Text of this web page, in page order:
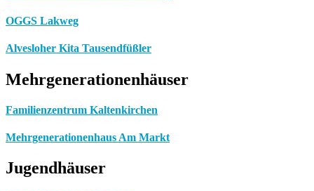
OGGS Lakweg
Alvesloher Kita Tausendfüßler
Mehrgenerationenhäuser
Familienzentrum Kaltenkirchen
Mehrgenerationenhaus Am Markt
Jugendhäuser